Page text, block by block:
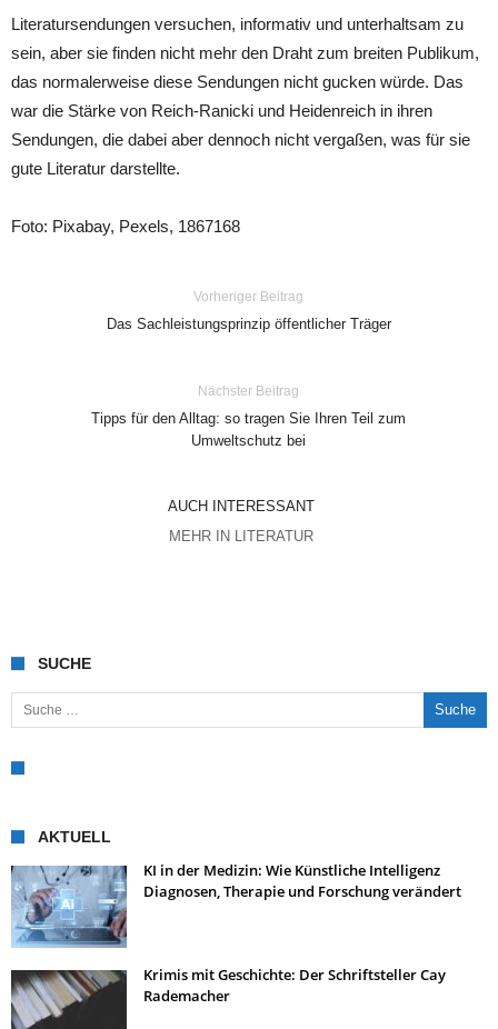
Literatursendungen versuchen, informativ und unterhaltsam zu
sein, aber sie finden nicht mehr den Draht zum breiten Publikum,
das normalerweise diese Sendungen nicht gucken würde. Das
war die Stärke von Reich-Ranicki und Heidenreich in ihren
Sendungen, die dabei aber dennoch nicht vergaßen, was für sie
gute Literatur darstellte.
Foto: Pixabay, Pexels, 1867168
Vorheriger Beitrag
Das Sachleistungsprinzip öffentlicher Träger
Nächster Beitrag
Tipps für den Alltag: so tragen Sie Ihren Teil zum
Umweltschutz bei
AUCH INTERESSANT
MEHR IN LITERATUR
SUCHE
Suche nach:
AKTUELL
KI in der Medizin: Wie Künstliche Intelligenz
Diagnosen, Therapie und Forschung verändert
Krimis mit Geschichte: Der Schriftsteller Cay
Rademacher